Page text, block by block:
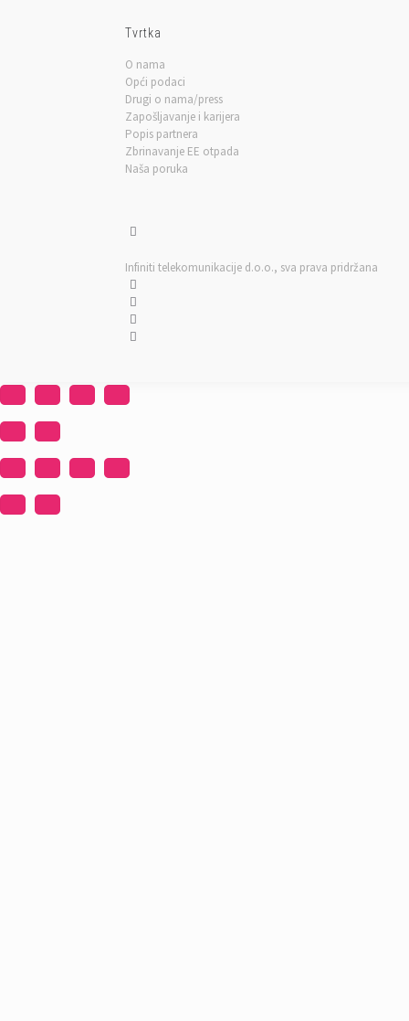
Tvrtka
O nama
Opći podaci
Drugi o nama/press
Zapošljavanje i karijera
Popis partnera
Zbrinavanje EE otpada
Naša poruka
Infiniti telekomunikacije d.o.o., sva prava pridržana